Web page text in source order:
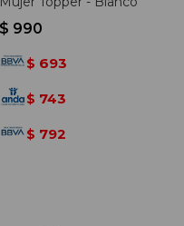
$ 990
$ 693
$ 743
$ 792